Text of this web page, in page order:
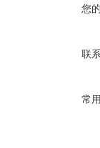
您
联
常